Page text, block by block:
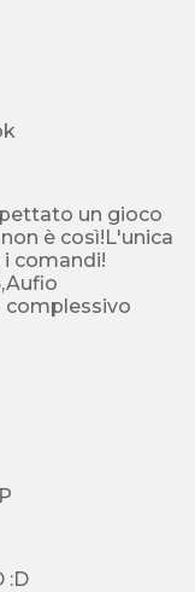
un gioco
è così!L'unica
i comandi!
complessivo
:D :D :P :P
terzo a commentare :D :D :D